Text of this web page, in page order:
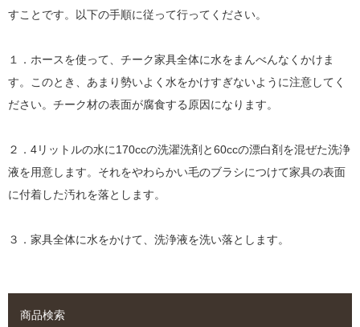
すことです。以下の手順に従って行ってください。
１．ホースを使って、チーク家具全体に水をまんべんなくかけま
す。このとき、あまり勢いよく水をかけすぎないように注意してく
ださい。チーク材の表面が腐食する原因になります。
２．4リットルの水に170ccの洗濯洗剤と60ccの漂白剤を混ぜた洗浄
液を用意します。それをやわらかい毛のブラシにつけて家具の表面
に付着した汚れを落とします。
３．家具全体に水をかけて、洗浄液を洗い落とします。
商品検索